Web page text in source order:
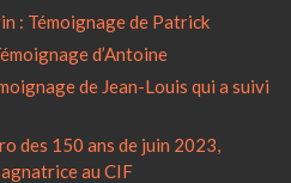
: Témoignage de Patrick
d’Antoine
de Jean-Louis qui a suivi
des 150 ans de juin 2023,
au CIF